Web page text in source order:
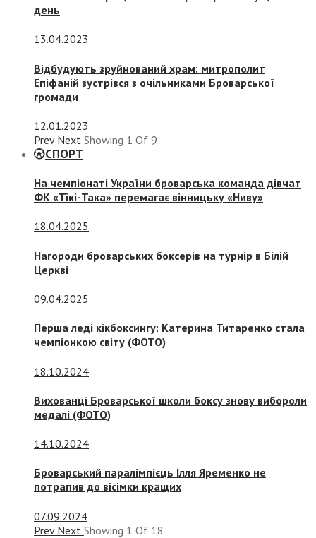
день
13.04.2023
Відбудують зруйнований храм: митрополит
Епіфаній зустрівся з очільниками Броварської
громади
12.01.2023
Prev Next Showing 1 Of 9
СПОРТ
На чемпіонаті України броварська команда дівчат
ФК «Тікі-Така» перемагає вінницьку «Ниву»
18.04.2025
Нагороди броварських боксерів на турнір в Білій
Церкві
09.04.2025
Перша леді кікбоксингу: Катерина Титаренко стала
чемпіонкою світу (ФОТО)
18.10.2024
Вихованці Броварської школи боксу знову вибороли
медалі (ФОТО)
14.10.2024
Броварський паралімпієць Ілля Яременко не
потрапив до вісімки кращих
07.09.2024
Prev Next Showing 1 Of 18